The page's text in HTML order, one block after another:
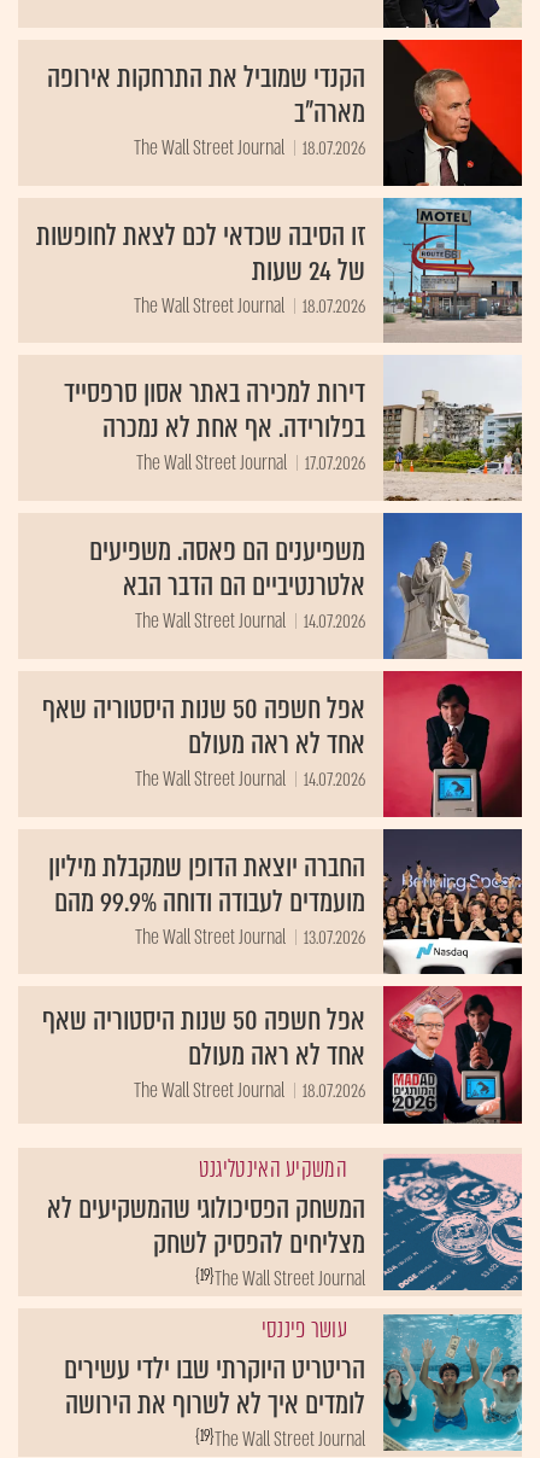
הקנדי שמוביל את התרחקות אירופה
מארה"ב
18.07.2026
The Wall Street Journal
זו הסיבה שכדאי לכם לצאת לחופשות
של 24 שעות
18.07.2026
The Wall Street Journal
דירות למכירה באתר אסון סרפסייד
בפלורידה. אף אחת לא נמכרה
17.07.2026
The Wall Street Journal
משפיענים הם פאסה. משפיעים
אלטרנטיביים הם הדבר הבא
14.07.2026
The Wall Street Journal
אפל חשפה 50 שנות היסטוריה שאף
אחד לא ראה מעולם
14.07.2026
The Wall Street Journal
החברה יוצאת הדופן שמקבלת מיליון
מועמדים לעבודה ודוחה 99.9% מהם
13.07.2026
The Wall Street Journal
אפל חשפה 50 שנות היסטוריה שאף
אחד לא ראה מעולם
18.07.2026
The Wall Street Journal
המשקיע האינטליגנט
המשחק הפסיכולוגי שהמשקיעים לא
מצליחים להפסיק לשחק
{19}The Wall Street Journal
עושר פיננסי
הריטריט היוקרתי שבו ילדי עשירים
לומדים איך לא לשרוף את הירושה
{19}The Wall Street Journal